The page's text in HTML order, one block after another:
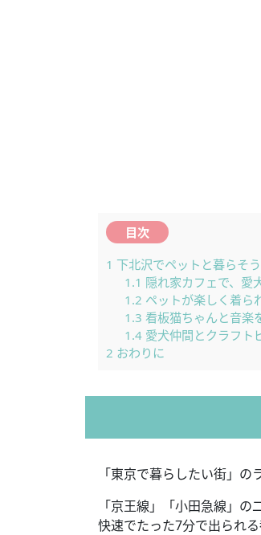
目次
1 下北沢でペットと暮らそう
1.1 隠れ家カフェで、愛
1.2 ペットが楽しく着ら
1.3 看板猫ちゃんと音楽
1.4愛犬仲間とクラフト
2 おわりに
「東京で暮らしたい街」
「京王線」「小田急線」
快速でたった7分で出られ